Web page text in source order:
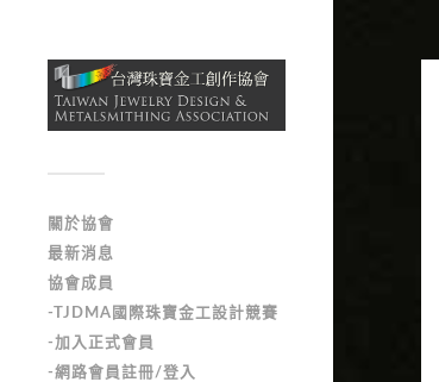
關於協會
最新消息
協會成員
-TJDMA國際珠寶金工設計競賽
-加入正式會員
-網路會員註冊/登入